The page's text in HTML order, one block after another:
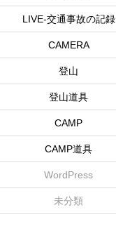
LIVE‐交通事故の記録
CAMERA
登山
登山道具
CAMP
CAMP道具
WordPress
未分類